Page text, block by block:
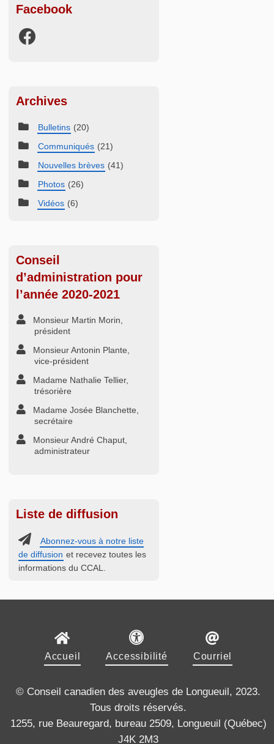
Facebook
Archives
Bulletins (20)
Communiqués (21)
Nouvelles brèves (41)
Photos (26)
Vidéos (6)
Conseil
d’administration pour
l’année 2020-2021
Monsieur Martin Morin,
président
Monsieur Antonin Plante,
vice-président
Madame Nathalie Tellier,
trésorière
Madame Josée Blanchette,
secrétaire
Monsieur André Chaput,
administrateur
Liste de diffusion
Abonnez-vous à notre liste
de diffusion et recevez toutes les
informations du CCAL.
Accueil Accessibilité Courriel
© Conseil canadien des aveugles de Longueuil, 2023.
Tous droits réservés.
1255, rue Beauregard, bureau 2509, Longueuil (Québec)
J4K 2M3